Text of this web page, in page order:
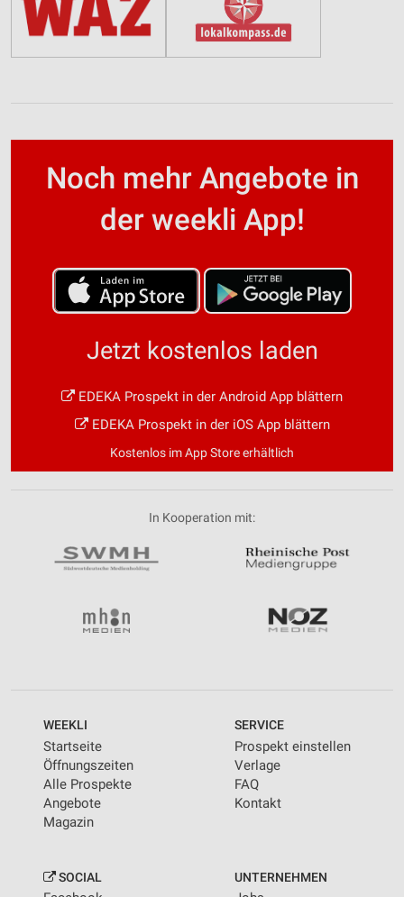
Noch mehr Angebote in
der weekli App!
Jetzt kostenlos laden
EDEKA Prospekt in der Android App blättern
EDEKA Prospekt in der iOS App blättern
Kostenlos im App Store erhältlich
In Kooperation mit:
WEEKLI
Startseite
Öffnungszeiten
Alle Prospekte
Angebote
Magazin
SERVICE
Prospekt einstellen
Verlage
FAQ
Kontakt
SOCIAL UNTERNEHMEN